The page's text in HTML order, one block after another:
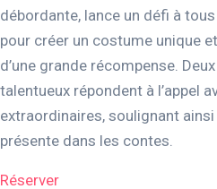
débordante, lance un défi à
pour créer un costume unique
d’une grande récompense.
talentueux répondent à l’appel
extraordinaires, soulignant
présente dans les contes.
Réserver